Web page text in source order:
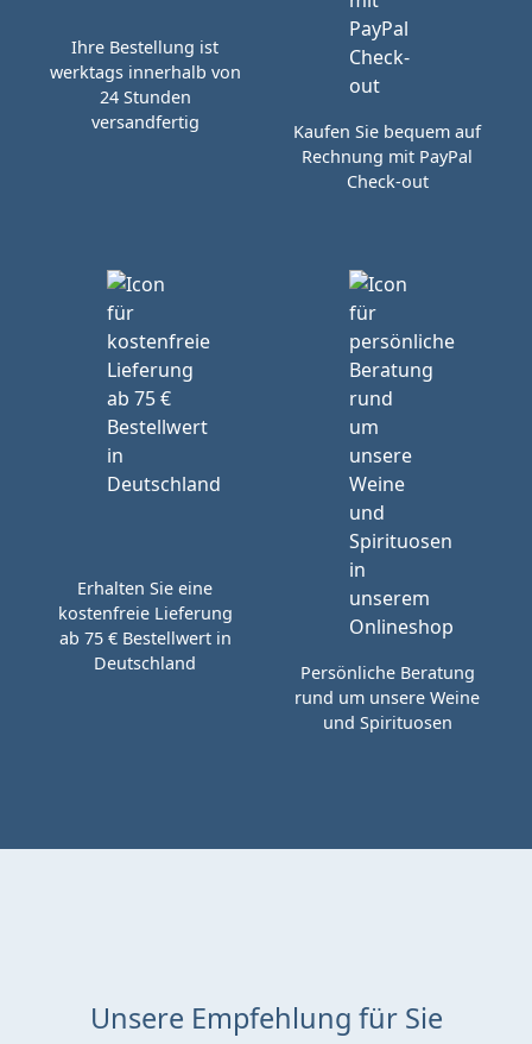
Ihre Bestellung ist
werktags innerhalb von
24 Stunden
versandfertig
Kaufen Sie bequem auf
Rechnung mit PayPal
Check-out
Erhalten Sie eine
kostenfreie Lieferung
ab 75 € Bestellwert in
Deutschland
Persönliche Beratung
rund um unsere Weine
und Spirituosen
Unsere Empfehlung für Sie